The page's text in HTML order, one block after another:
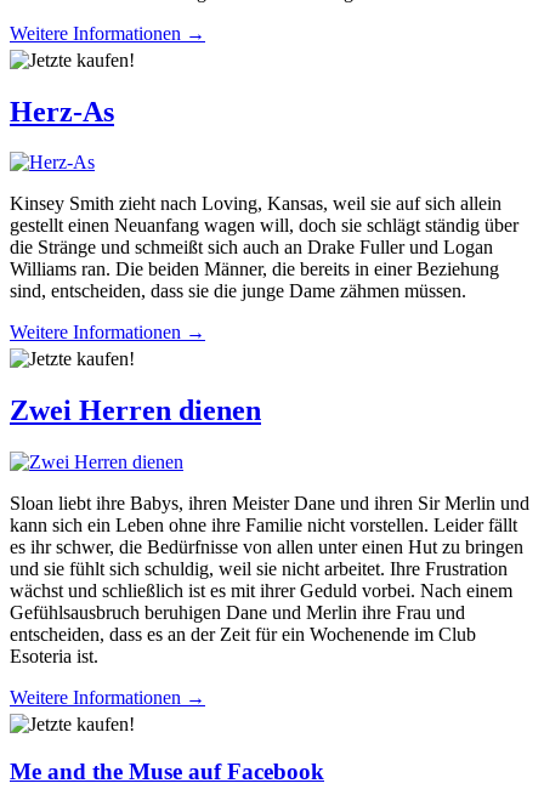
Weitere Informationen →
Herz-As
Kinsey Smith zieht nach Loving, Kansas, weil sie auf sich allein
gestellt einen Neuanfang wagen will, doch sie schlägt ständig über
die Stränge und schmeißt sich auch an Drake Fuller und Logan
Williams ran. Die beiden Männer, die bereits in einer Beziehung
sind, entscheiden, dass sie die junge Dame zähmen müssen.
Weitere Informationen →
Zwei Herren dienen
Sloan liebt ihre Babys, ihren Meister Dane und ihren Sir Merlin und
kann sich ein Leben ohne ihre Familie nicht vorstellen. Leider fällt
es ihr schwer, die Bedürfnisse von allen unter einen Hut zu bringen
und sie fühlt sich schuldig, weil sie nicht arbeitet. Ihre Frustration
wächst und schließlich ist es mit ihrer Geduld vorbei. Nach einem
Gefühlsausbruch beruhigen Dane und Merlin ihre Frau und
entscheiden, dass es an der Zeit für ein Wochenende im Club
Esoteria ist.
Weitere Informationen →
Me and the Muse auf Facebook